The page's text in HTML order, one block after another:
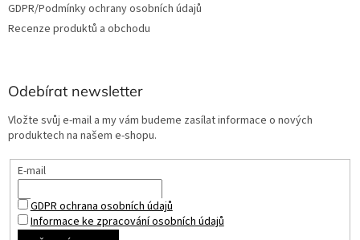
GDPR/Podmínky ochrany osobních údajů
Recenze produktů a obchodu
Odebírat newsletter
Vložte svůj e-mail a my vám budeme zasílat informace o nových
produktech na našem e-shopu.
E-mail
GDPR ochrana osobních údajů
Informace ke zpracování osobních údajů